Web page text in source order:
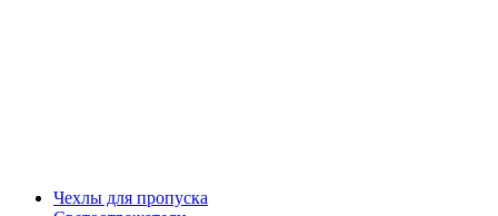
Чехлы для пропуска